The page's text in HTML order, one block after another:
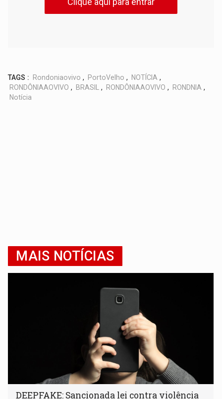
TAGS : Rondoniaovivo , PortoVelho , NOTÍCIA ,
RONDÔNIAAOVIVO , BRASIL , RONDÔNIAAOVIVO , RONDNIA ,
Notícia
MAIS NOTÍCIAS
DEEPFAKE: Sancionada lei contra violência